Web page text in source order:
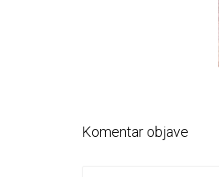
Komentar objave